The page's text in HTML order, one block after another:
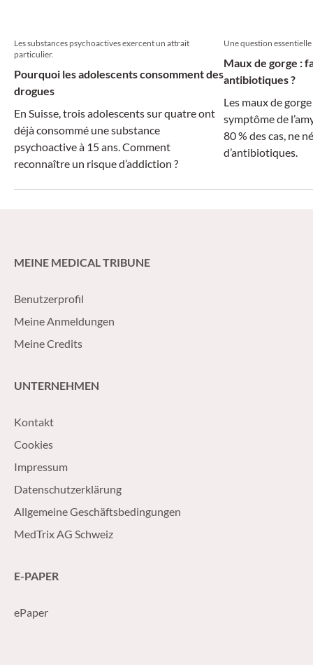
Les substances psychoactives exercent un attrait
particulier.
Pourquoi les adolescents consomment des
drogues
En Suisse, trois adolescents sur quatre ont
déjà consommé une substance
psychoactive à 15 ans. Comment
reconnaître un risque d’addiction ?
Une question essentielle
Maux de gorge :
antibiotiques ?
Les maux de
symptôme de
80 % des cas, ne
d’antibiotiques.
MEINE MEDICAL TRIBUNE
Benutzerprofil
Meine Anmeldungen
Meine Credits
UNTERNEHMEN
Kontakt
Cookies
Impressum
Datenschutzerklärung
Allgemeine Geschäftsbedingungen
MedTrix AG Schweiz
E-PAPER
ePaper